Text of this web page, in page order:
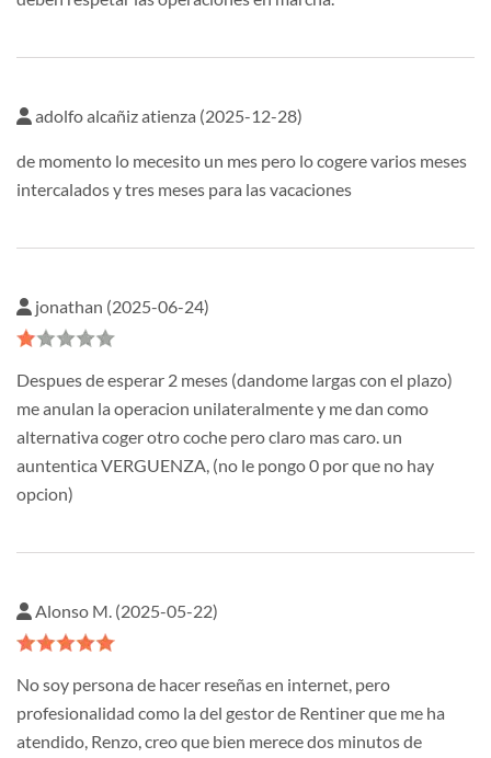
adolfo alcañiz atienza (2025-12-28)
de momento lo mecesito un mes pero lo cogere varios meses
intercalados y tres meses para las vacaciones
jonathan (2025-06-24)
Despues de esperar 2 meses (dandome largas con el plazo)
me anulan la operacion unilateralmente y me dan como
alternativa coger otro coche pero claro mas caro. un
auntentica VERGUENZA, (no le pongo 0 por que no hay
opcion)
Alonso M. (2025-05-22)
No soy persona de hacer reseñas en internet, pero
profesionalidad como la del gestor de Rentiner que me ha
atendido, Renzo, creo que bien merece dos minutos de